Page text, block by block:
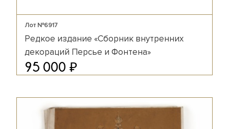
Лот №6917
Редкое издание «Сборник внутренних
декораций Персье и Фонтена»
95 000 ₽